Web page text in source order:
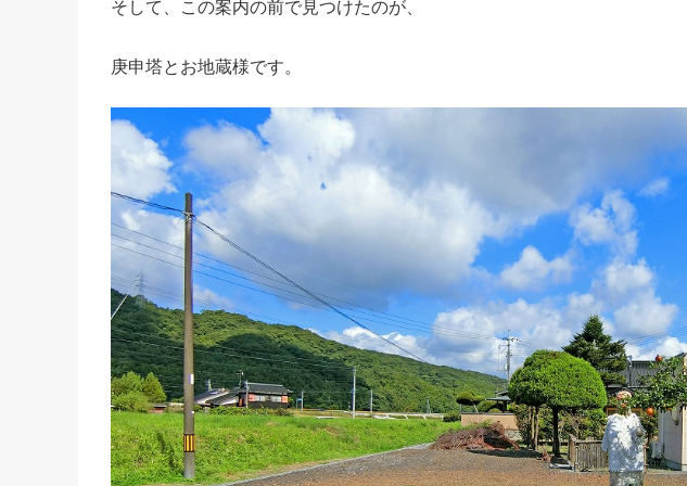
そして、この案内の前で見つけたのが、
庚申塔とお地蔵様です。